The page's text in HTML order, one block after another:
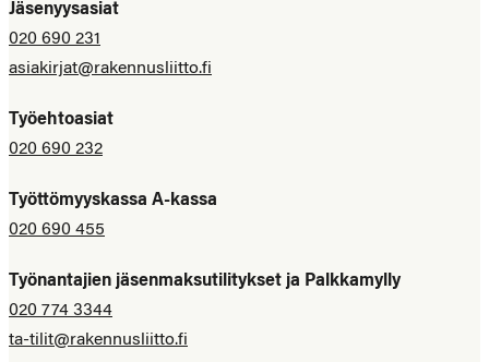
Jäsenyysasiat
020 690 231
asiakirjat@rakennusliitto.fi
Työehtoasiat
020 690 232
Työttömyyskassa A-kassa
020 690 455
Työnantajien jäsenmaksutilitykset ja Palkkamylly
020 774 3344
ta-tilit@rakennusliitto.fi